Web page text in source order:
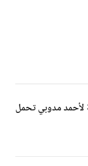
لأحمد مدوبي تحمل